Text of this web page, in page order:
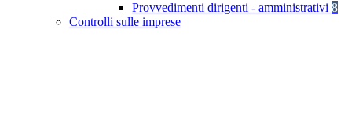
Provvedimenti dirigenti - amministrativi 8
Controlli sulle imprese